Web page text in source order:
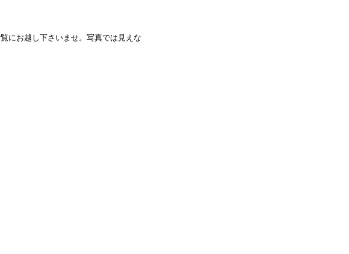
にお越し下さいませ。写真では見えな